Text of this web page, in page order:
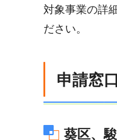
対象事業の詳
ださい。
申請窓口
葵区、